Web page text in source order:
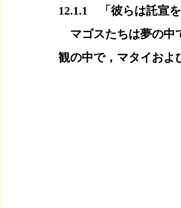
12.1.1　「彼らは託宣
マゴスたちは夢の中
観の中で，マタイおよ